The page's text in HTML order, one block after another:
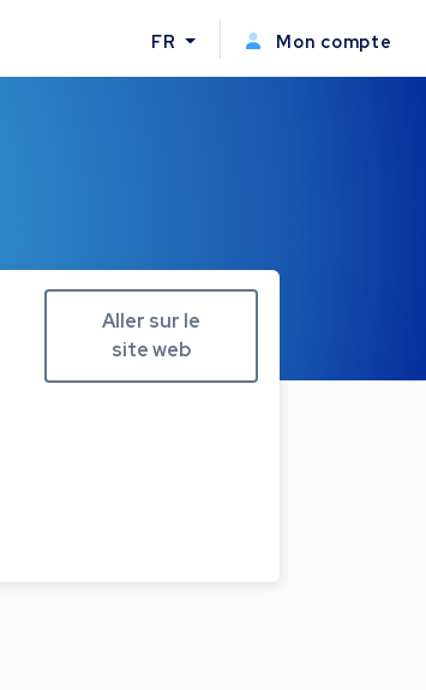
FR Mon compte
Aller sur le
site web